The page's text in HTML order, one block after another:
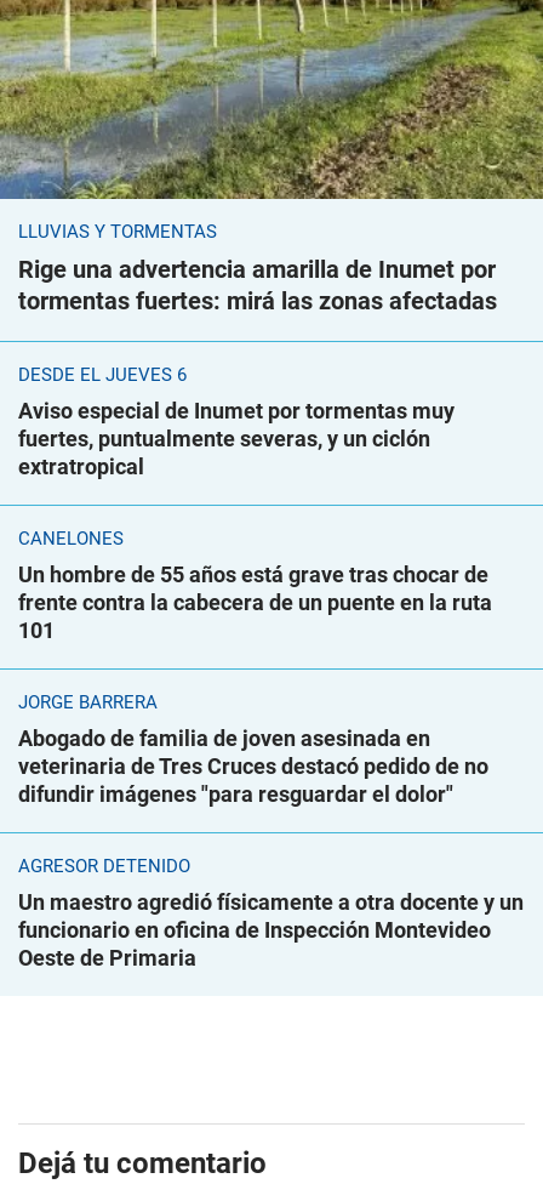
LLUVIAS Y TORMENTAS
Rige una advertencia amarilla de Inumet por
tormentas fuertes: mirá las zonas afectadas
DESDE EL JUEVES 6
Aviso especial de Inumet por tormentas muy
fuertes, puntualmente severas, y un ciclón
extratropical
CANELONES
Un hombre de 55 años está grave tras chocar de
frente contra la cabecera de un puente en la ruta
101
JORGE BARRERA
Abogado de familia de joven asesinada en
veterinaria de Tres Cruces destacó pedido de no
difundir imágenes "para resguardar el dolor"
AGRESOR DETENIDO
Un maestro agredió físicamente a otra docente y un
funcionario en oficina de Inspección Montevideo
Oeste de Primaria
Dejá tu comentario